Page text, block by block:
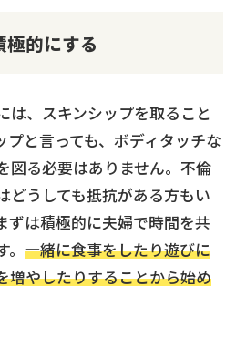
極的にする
は、スキンシップを取ること
プと言っても、ボディタッチな
図る必要はありません。不倫
どうしても抵抗がある方もい
ずは積極的に夫婦で時間を共
一緒に食事をしたり遊びに
増やしたりすることから始め